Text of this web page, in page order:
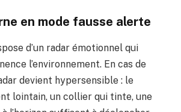
en mode fausse alerte
d’un radar émotionnel qui
l’environnement. En cas de
devient hypersensible : le
lointain, un collier qui tinte, une